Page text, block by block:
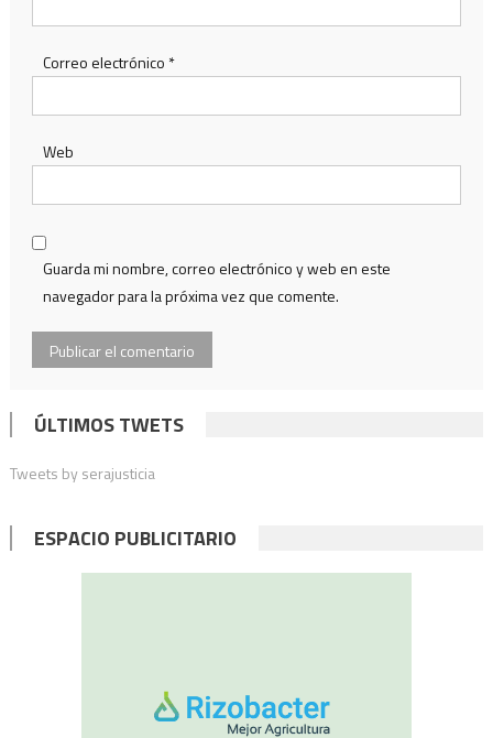
Correo electrónico *
Web
Guarda mi nombre, correo electrónico y web en este
navegador para la próxima vez que comente.
ÚLTIMOS TWETS
Tweets by serajusticia
ESPACIO PUBLICITARIO